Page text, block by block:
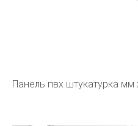
Панель пвх штукатурка мм